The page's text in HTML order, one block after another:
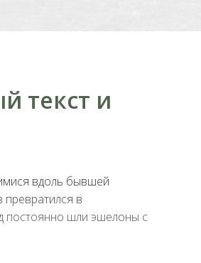
текст и
вдоль бывшей
в
постоянно шли эшелоны с